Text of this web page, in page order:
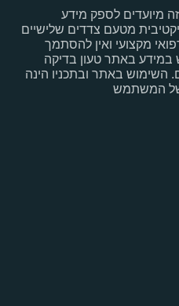
מיועדים לספק מידע
מטעם צדדים שלישיים
מקצועי ואין להסתמך
במידע באתר טעון בדיקה
השימוש באתר ובתכניו הינה
של המשתמש